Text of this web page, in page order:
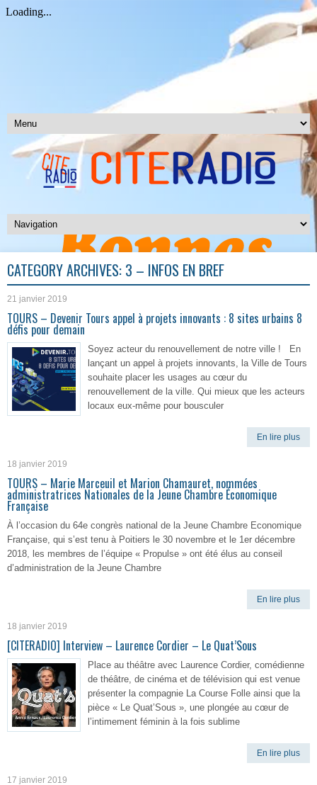
CATEGORY ARCHIVES: 3 – INFOS EN BREF
21 janvier 2019
TOURS – Devenir Tours appel à projets innovants : 8 sites urbains 8
défis pour demain
Soyez acteur du renouvellement de notre ville ! En
lançant un appel à projets innovants, la Ville de Tours
souhaite placer les usages au cœur du
renouvellement de la ville. Qui mieux que les acteurs
locaux eux-même pour bousculer
En lire plus
18 janvier 2019
TOURS – Marie Marceuil et Marion Chamauret, nommées
administratrices Nationales de la Jeune Chambre Économique
Française
À l’occasion du 64e congrès national de la Jeune Chambre Economique
Française, qui s’est tenu à Poitiers le 30 novembre et le 1er décembre
2018, les membres de l’équipe « Propulse » ont été élus au conseil
d’administration de la Jeune Chambre
En lire plus
18 janvier 2019
[CITERADIO] Interview – Laurence Cordier – Le Quat’Sous
Place au théâtre avec Laurence Cordier, comédienne
de théâtre, de cinéma et de télévision qui est venue
présenter la compagnie La Course Folle ainsi que la
pièce « Le Quat’Sous », une plongée au cœur de
l’intimement féminin à la fois sublime
En lire plus
17 janvier 2019